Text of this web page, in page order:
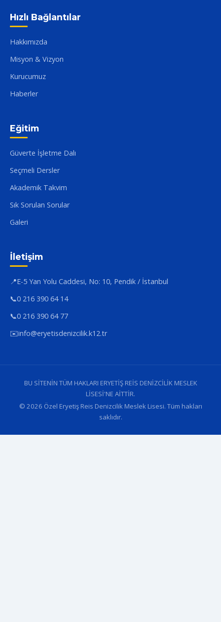
Hızlı Bağlantılar
Hakkımızda
Misyon & Vizyon
Kurucumuz
Haberler
Eğitim
Güverte İşletme Dalı
Seçmeli Dersler
Akademik Takvim
Sık Sorulan Sorular
Galeri
İletişim
📍E-5 Yan Yolu Caddesi, No: 10, Pendik / İstanbul
📞0 216 390 64 14
📞0 216 390 64 77
✉️info@eryetisdenizcilik.k12.tr
BU SİTENİN TÜM HAKLARI ERYETİŞ REİS DENİZCİLİK MESLEK
LİSESİ'NE AİTTİR.
© 2026 Özel Eryetiş Reis Denizcilik Meslek Lisesi. Tüm hakları
saklıdır.